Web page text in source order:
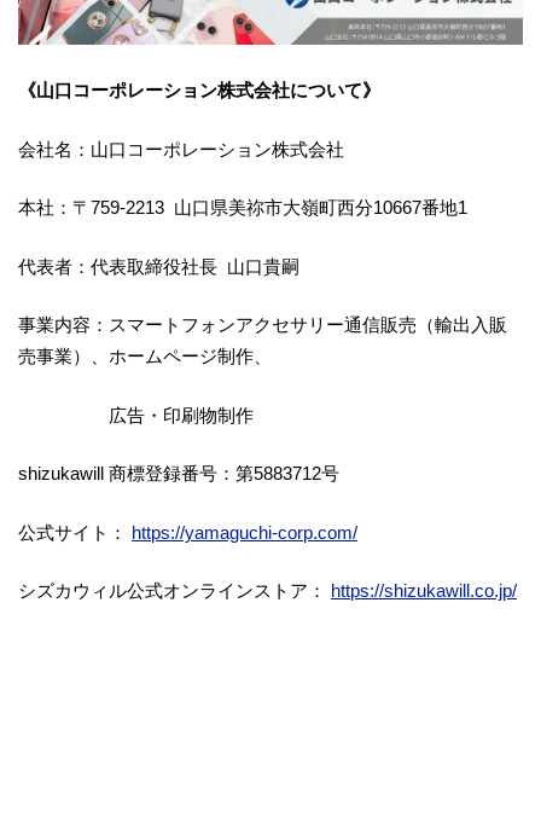
《山口コーポレーション株式会社について》
会社名：山口コーポレーション株式会社
本社：〒759-2213 山口県美祢市大嶺町西分10667番地1
代表者：代表取締役社長 山口貴嗣
事業内容：スマートフォンアクセサリー通信販売（輸出入販
売事業）、ホームページ制作、
広告・印刷物制作
shizukawill 商標登録番号：第5883712号
公式サイト： https://yamaguchi-corp.com/
シズカウィル公式オンラインストア： https://shizukawill.co.jp/